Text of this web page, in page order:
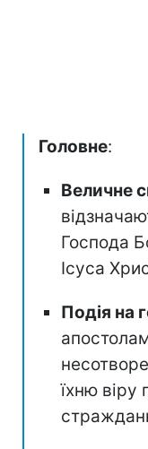
Головне:
Величне
Господа
Ісуса
Подія на
їхню віру